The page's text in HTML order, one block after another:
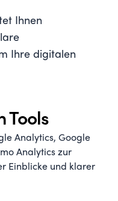
Ihnen
Ihre digitalen
Tools
Analytics, Google
Analytics zur
Einblicke und klarer